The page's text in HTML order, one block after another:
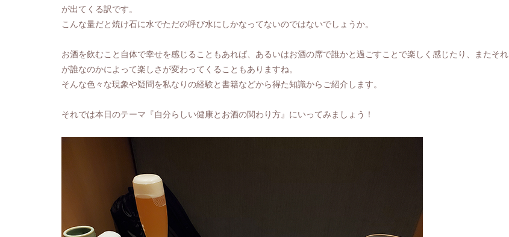
が出てくる訳です。
こんな量だと焼け石に水でただの呼び水にしかなってないのではないでしょうか。
お酒を飲むこと自体で幸せを感じることもあれば、あるいはお酒の席で誰かと過ごすことで楽しく感じたり、またそれ
が誰なのかによって楽しさが変わってくることもありますね。
そんな色々な現象や疑問を私なりの経験と書籍などから得た知識からご紹介します。
それでは本日のテーマ『自分らしい健康とお酒の関わり方』にいってみましょう！